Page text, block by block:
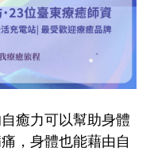
癒力可以幫助身體
，身體也能藉由自